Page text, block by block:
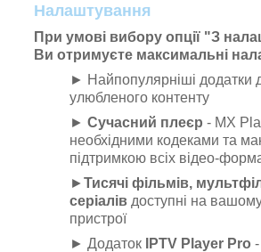
Налаштування
При умові вибору опції "З
Ви отримуєте максимальні
► Найпопулярніші додатки
улюбленого контенту
► Сучасний плеєр - MX
необхідними кодеками та
підтримкою всіх відео-
► Тисячі фільмів,
серіалів доступні на
пристрої
► Додаток
IPTV Player Pro